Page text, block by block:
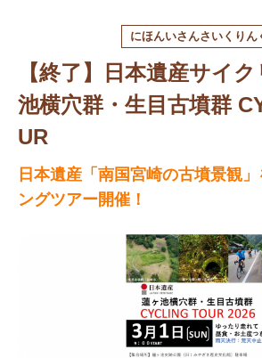
にほんいさんさいくりん
【終了】日本遺産サイ
池横穴群・生目古墳群
UR
日本遺産「南国宮崎の古墳景観
ングツアー開催！